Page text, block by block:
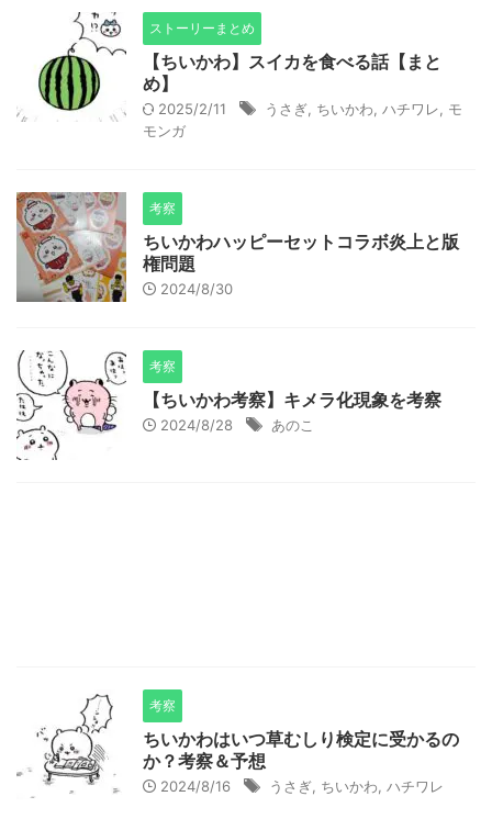
ストーリーまとめ
【ちいかわ】スイカを食べる話【まと
め】
2025/2/11 うさぎ ちいかわ ハチワレ
モ
モンガ
考察
ちいかわハッピーセットコラボ炎上と版
権問題
2024/8/30
考察
【ちいかわ考察】キメラ化現象を考察
2024/8/28 あのこ
考察
ちいかわはいつ草むしり検定に受かるの
か？考察＆予想
2024/8/16 うさぎ ちいかわ ハチワレ